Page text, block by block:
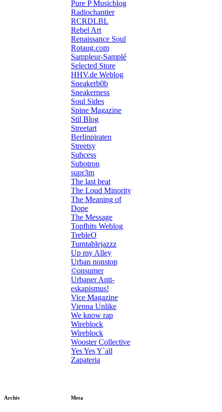
Pure P Musicblog
Radiochantier
RCRDLBL
Rebel Art
Renaissance Soul
Rotaug.com
Sampleur-Samplé
Selected Store
HHV.de Weblog
Sneakerb0b
Sneakerness
Soul Sides
Spine Magazine
Stil Blog
Streetart
Berlinpiraten
Streetsy
Subcess
Subotron
supr3m
The last beat
The Loud Minority
The Meaning of
Dope
The Message
Topfhits Weblog
TrebleO
Turntablejazzz
Up my Alley
Urban nonstop
©onsumer
Urbaner Anti-
eskapismus!
Vice Magazine
Vienna Unlike
We know rap
Wireblock
Wireblock
Wooster Collective
Yes Yes Y`all
Zapateria
Archiv Meta